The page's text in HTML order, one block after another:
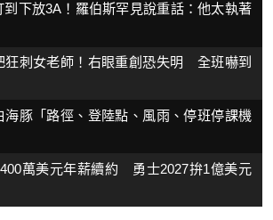
下放3A！羅伯斯罕見說重話：他太執著
狂刺女老師！右眼重創恐失明 全班嚇到
海豚「路徑、登陸點、風雨、停班停課機
萬美元年薪續約 勇士2027拚1億美元